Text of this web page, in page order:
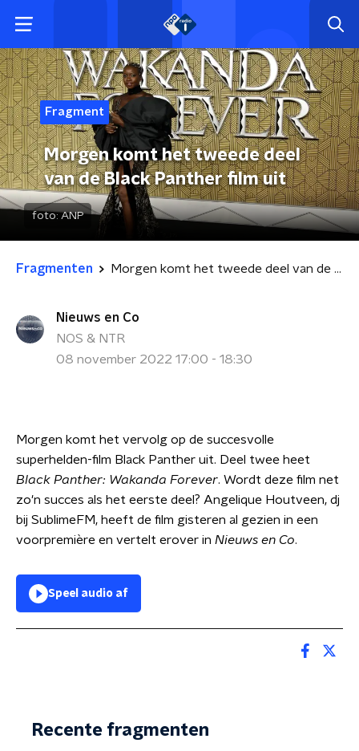
Fragment
Morgen komt het tweede deel
van de Black Panther film uit
foto:ANP
Fragmenten Morgen komt het tweede deel van de Black Panther film uit
Nieuws en Co
NOS & NTR
08 november 2022 17:00 - 18:30
Morgen komt het vervolg op de succesvolle
superhelden-film Black Panther uit. Deel twee heet
Black Panther: Wakanda Forever. Wordt deze film net
zo'n succes als het eerste deel? Angelique Houtveen, dj
bij SublimeFM, heeft de film gisteren al gezien in een
voorpremière en vertelt erover in Nieuws en Co.
Speel audio af
Recente fragmenten